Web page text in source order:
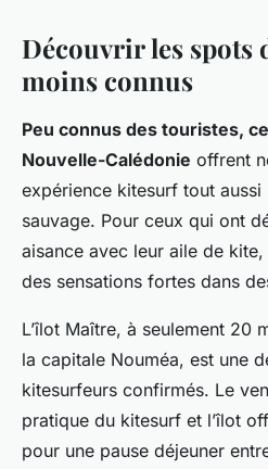
Découvrir les spots
moins connus
Peu connus des touristes,
Nouvelle-Calédonie offrent
expérience kitesurf tout
sauvage. Pour ceux qui ont
aisance avec leur aile de
des sensations fortes dans
L’îlot Maître, à seulement 20
la capitale Nouméa, est une
kitesurfeurs confirmés. Le
pratique du kitesurf et l’îlot
pour une pause déjeuner